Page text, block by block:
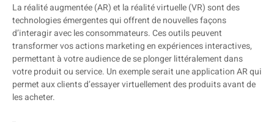
La réalité augmentée (AR) et la réalité virtuelle (VR) sont des
technologies émergentes qui offrent de nouvelles façons
d’interagir avec les consommateurs. Ces outils peuvent
transformer vos actions marketing en expériences interactives,
permettant à votre audience de se plonger littéralement dans
votre produit ou service. Un exemple serait une application AR qui
permet aux clients d’essayer virtuellement des produits avant de
les acheter.